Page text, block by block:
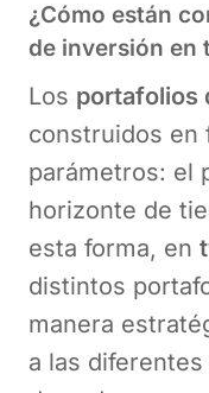
¿Cómo están
de inversión en
Los portafolios
construidos en
parámetros: el
horizonte de
esta forma, en
distintos
manera
a las